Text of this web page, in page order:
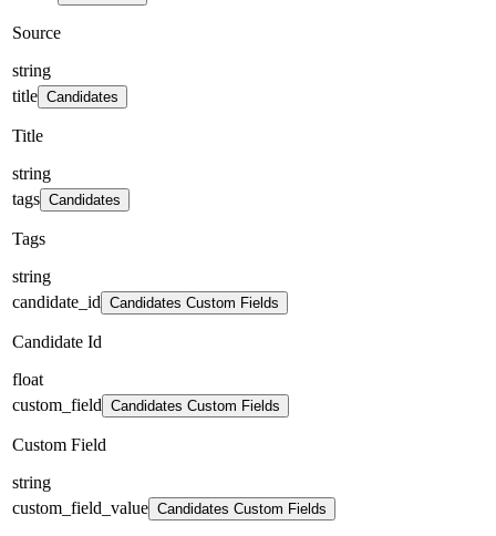
Source
string
title Candidates
Title
string
tags Candidates
Tags
string
candidate_id Candidates Custom Fields
Candidate Id
float
custom_field Candidates Custom Fields
Custom Field
string
custom_field_value Candidates Custom Fields